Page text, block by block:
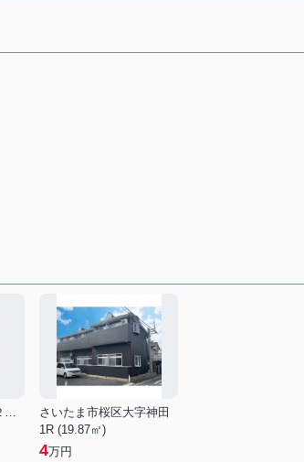
さいたま市桜区田島２丁目
さいたま市桜区大字神田
1R (19.87㎡)
4万円